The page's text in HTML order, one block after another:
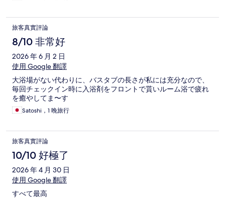
旅客真實評論
8/10 非常好
2026 年 6 月 2 日
使用 Google 翻譯
大浴場がない代わりに、バスタブの長さが私には充分なので、
毎回チェックイン時に入浴剤をフロントで貰いルーム浴で疲れ
を癒やしてま〜す
Satoshi，1 晚旅行
旅客真實評論
10/10 好極了
2026 年 4 月 30 日
使用 Google 翻譯
すべて最高